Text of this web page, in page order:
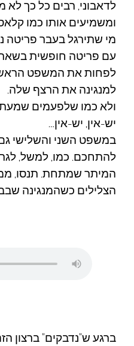
לדאבוני, רבים כל כך לא
ומשמיעים אותו כמו
מי שתירגל בעבר פריטה
עם פריטה חופשית בשאר
לפחות את המשפט
למנגינה את הרצף שלה.
ולא כמו שלפעמים
יש-אין, יש-אין…
במשפט השני והשלישי גם
להתחכם. כמו, למשל,
המיתר שמתחת. תנסו,
הצלילים כשהמנגינה
ברגע ש"נדבקים" ברצון